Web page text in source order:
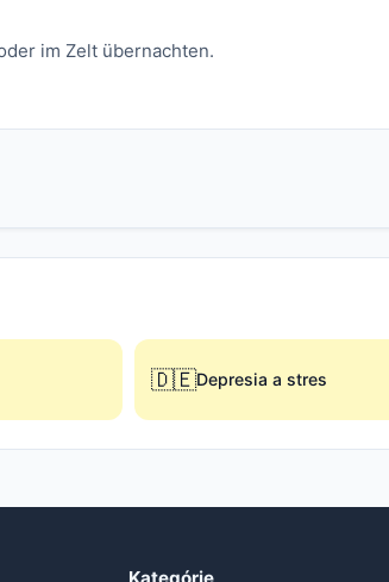
im Zelt übernachten.
🇩🇪Depresia a stres